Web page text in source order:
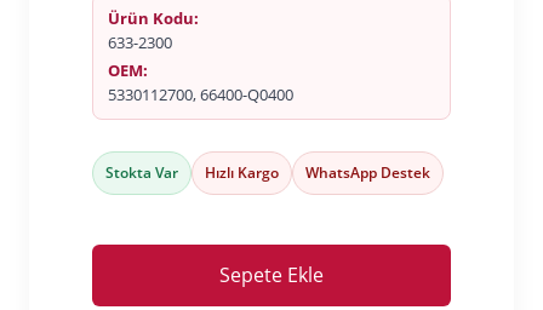
Ürün Kodu:
633-2300
OEM:
5330112700, 66400-Q0400
Stokta Var Hızlı Kargo WhatsApp Destek
Sepete Ekle